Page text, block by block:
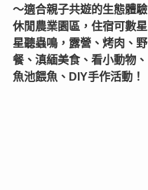
〜適合親子共遊的生態體驗
休閒農業園區，住宿可數星
星聽蟲鳴，露營、烤肉、野
餐、滇緬美食、看小動物、
魚池餵魚、DIY手作活動！